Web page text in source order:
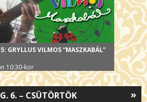
GRYLLUS VILMOS “MASZKABÁL”
10:30-kor
»
6. – CSÜTÖRTÖK